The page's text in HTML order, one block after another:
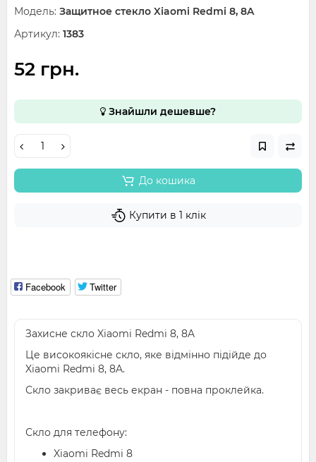
Модель: Защитное стекло Xiaomi Redmi 8, 8A
Артикул: 1383
52 грн.
Знайшли дешевше?
До кошика
Купити в 1 клік
Facebook Twitter
Захисне скло Xiaomi Redmi 8, 8A
Це високоякісне скло, яке відмінно підійде до
Xiaomi Redmi 8, 8A.
Скло закриває весь екран - повна проклейка.
Скло для телефону:
Xiaomi Redmi 8